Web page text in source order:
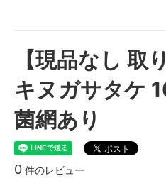
【現品なし 取
キヌガサタケ
菌網あり
0 件のレビュー